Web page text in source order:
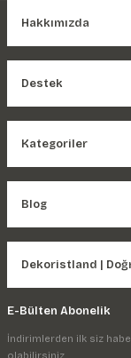
Hakkımızda
Destek
Kategoriler
Blog
Dekoristland |
E-Bülten Abonelik
İndirimlerden ilk siz